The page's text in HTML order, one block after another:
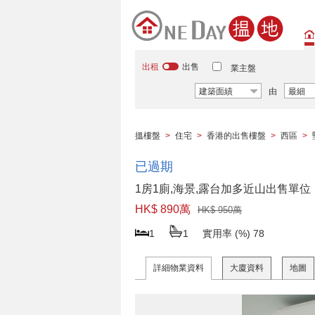
出租 出售 業主盤
建築面績 由 最細
搵樓盤 > 住宅 > 香港的出售樓盤 > 西區 >
已過期
1房1廁,海景,露台加多近山出售單位
HK$ 890萬
HK$ 950萬
1 1 實用率 (%) 78
詳細物業資料 大廈資料 地圖